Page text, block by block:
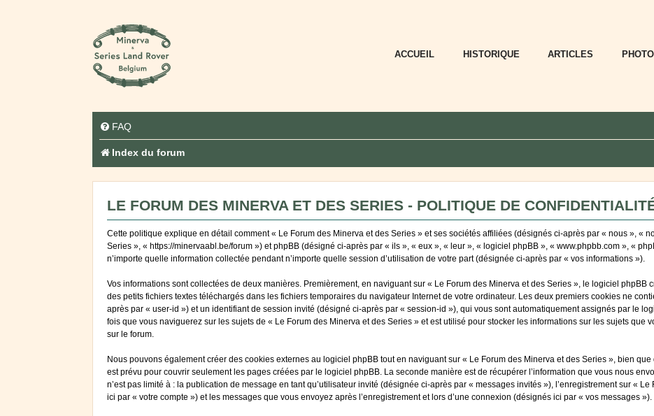
ACCUEIL HISTORIQUE ARTICLES
FAQ
Index du forum
LE FORUM DES MINERVA ET DES SERIES - POLITIQUE DE
Cette politique explique en détail comment « Le Forum des Minerva et des Series » et ses sociétés affiliées (désignés ci-après par « nous », «
Series », « https://minervaabl.be/forum ») et phpBB (désigné ci-après par « ils », « eux », « leur », « logiciel phpBB », « www.phpbb.com », «
n’importe quelle information collectée pendant n’importe quelle session d’utilisation de votre part (désignée ci-après par « vos informations »).
Vos informations sont collectées de deux manières. Premièrement, en naviguant sur « Le Forum des Minerva et des Series », le logiciel phpBB
des petits fichiers textes téléchargés dans les fichiers temporaires du navigateur Internet de votre ordinateur. Les deux premiers cookies ne
après par « user-id ») et un identifiant de session invité (désigné ci-après par « session-id »), qui vous sont automatiquement assignés par le
fois que vous naviguerez sur les sujets de « Le Forum des Minerva et des Series » et est utilisé pour stocker les informations sur les sujets que
sur le forum.
Nous pouvons également créer des cookies externes au logiciel phpBB tout en naviguant sur « Le Forum des Minerva et des Series », bien
est prévu pour couvrir seulement les pages créées par le logiciel phpBB. La seconde manière est de récupérer l’information que vous nous
n’est pas limité à : la publication de message en tant qu’utilisateur invité (désignée ci-après par « messages invités »), l’enregistrement sur «
ici par « votre compte ») et les messages que vous envoyez après l’enregistrement et lors d’une connexion (désignés ici par « vos messages »).